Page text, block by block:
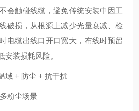
会触碰线缆，避免传统安装中因工
破损，从根源上减少光量衰减、检
电缆出线口开口宽大，布线时预留
安装损耗风险。
域 + 防尘 + 抗干扰
粉尘场景